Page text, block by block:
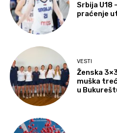
Srbija U18
praćenje
VESTI
Ženska
muška
u